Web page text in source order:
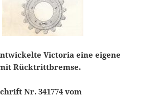
Victoria eine eigene
Rücktrittbremse.
Nr. 341774 vom